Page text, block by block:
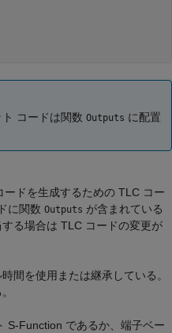
コードは関数 Outputs に配置
ドを生成するための TLC コー
に関数 Outputs が含まれている
る場合は TLC コードの変更が
間を使用または継承している。
S-Function であるか、端子ベー